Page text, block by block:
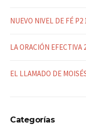
NUEVO NIVEL DE FÉ P2
LA ORACIÓN EFECTIVA
EL LLAMADO DE
Categorías